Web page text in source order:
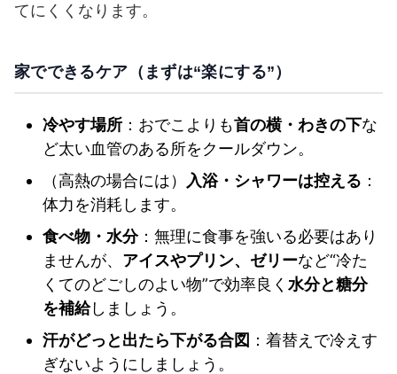
てにくくなります。
家でできるケア（まずは“楽にする”）
冷やす場所 ：おでこよりも首の横・わきの下な
ど太い血管のある所をクールダウン。
（高熱の場合には）
入浴・シャワーは控える ：
体力を消耗します。
食べ物・水分：無理に食事を強いる必要はあり
ませんが、 アイスやプリン、ゼリーなど“冷た
くてのどごしのよい物”で効率良く 水分と糖分
を補給しましょう。
汗がどっと出たら下がる合図 ：着替えで冷えす
ぎないようにしましょう。